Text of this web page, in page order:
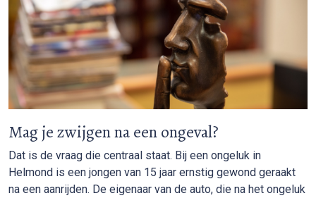
Mag je zwijgen na een ongeval?
Dat is de vraag die centraal staat. Bij een ongeluk in
Helmond is een jongen van 15 jaar ernstig gewond geraakt
na een aanrijden. De eigenaar van de auto, die na het ongeluk